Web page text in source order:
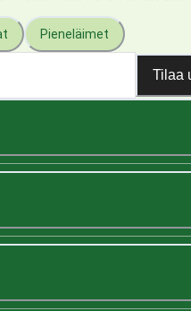
Pieneläimet
Tilaa